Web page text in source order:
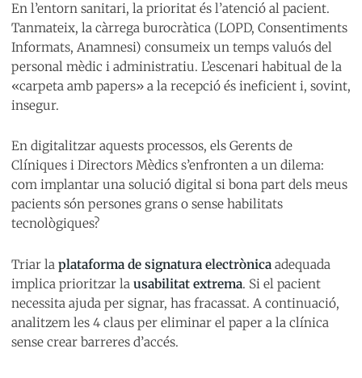
En l’entorn sanitari, la prioritat és l’atenció al pacient.
Tanmateix, la càrrega burocràtica (LOPD, Consentiments
Informats, Anamnesi) consumeix un temps valuós del
personal mèdic i administratiu. L’escenari habitual de la
«carpeta amb papers» a la recepció és ineficient i, sovint,
insegur.
En digitalitzar aquests processos, els Gerents de
Clíniques i Directors Mèdics s’enfronten a un dilema:
com implantar una solució digital si bona part dels meus
pacients són persones grans o sense habilitats
tecnològiques?
Triar la plataforma de signatura electrònica adequada
implica prioritzar la usabilitat extrema. Si el pacient
necessita ajuda per signar, has fracassat. A continuació,
analitzem les 4 claus per eliminar el paper a la clínica
sense crear barreres d’accés.